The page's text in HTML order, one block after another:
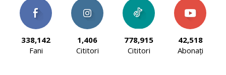
338,142
Fani
1,406
Cititori
778,915
Cititori
42,518
Abonați